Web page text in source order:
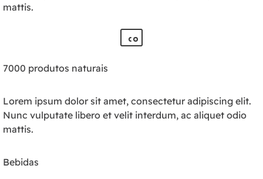
mattis.
7000 produtos naturais
Lorem ipsum dolor sit amet, consectetur adipiscing elit.
Nunc vulputate libero et velit interdum, ac aliquet odio
mattis.
Bebidas